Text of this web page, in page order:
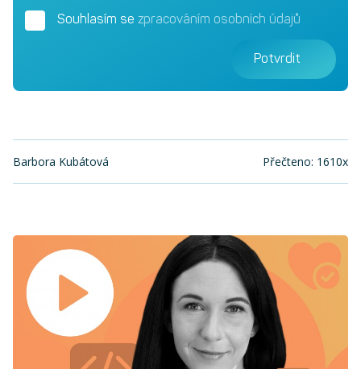
Souhlasím se zpracováním osobních údajů
Potvrdit
Barbora Kubátová Přečteno: 1610x